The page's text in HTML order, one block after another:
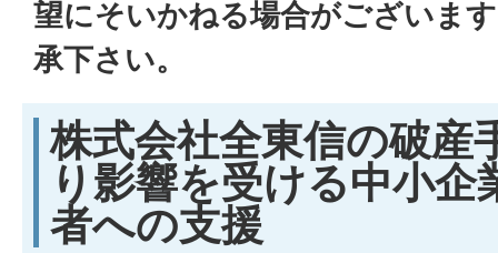
望にそいかねる場合がございま
承下さい。
株式会社全東信の破産
り影響を受ける中小企
者への支援